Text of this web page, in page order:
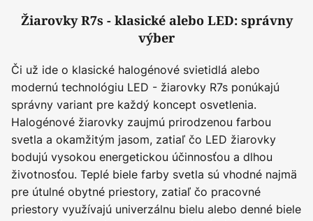
Žiarovky R7s - klasické alebo LED: správny
výber
Či už ide o klasické halogénové svietidlá alebo
modernú technológiu LED - žiarovky R7s ponúkajú
správny variant pre každý koncept osvetlenia.
Halogénové žiarovky zaujmú prirodzenou farbou
svetla a okamžitým jasom, zatiaľ čo LED žiarovky
bodujú vysokou energetickou účinnosťou a dlhou
životnosťou. Teplé biele farby svetla sú vhodné najmä
pre útulné obytné priestory, zatiaľ čo pracovné
priestory využívajú univerzálnu bielu alebo denné biele